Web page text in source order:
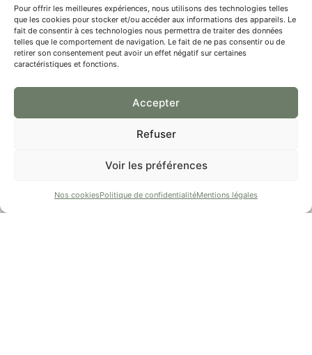
Pour offrir les meilleures expériences, nous utilisons des technologies telles
que les cookies pour stocker et/ou accéder aux informations des appareils. Le
fait de consentir à ces technologies nous permettra de traiter des données
telles que le comportement de navigation. Le fait de ne pas consentir ou de
retirer son consentement peut avoir un effet négatif sur certaines
caractéristiques et fonctions.
Accepter
Refuser
Voir les préférences
Nos cookiesPolitique de confidentialitéMentions légales